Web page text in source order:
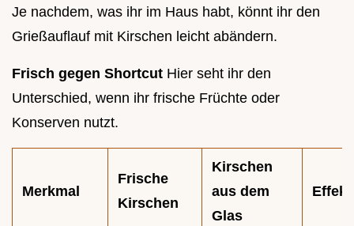
Je nachdem, was ihr im Haus habt, könnt ihr den
Grießauflauf mit Kirschen leicht abändern.
Frisch gegen Shortcut Hier seht ihr den
Unterschied, wenn ihr frische Früchte oder
Konserven nutzt.
Merkmal
Frische
Kirschen
Kirschen
aus dem
Glas
Effekt